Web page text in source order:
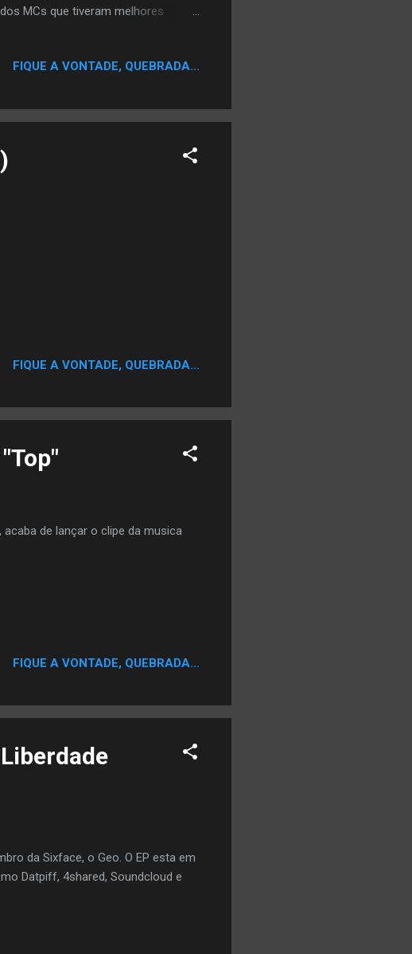
MCs que tiveram melhores
estiveram num Show Especial no
televisivas do País e estações
FIQUE A VONTADE, QUEBRADA...
FIQUE A VONTADE, QUEBRADA...
acaba de lançar o clipe da musica
FIQUE A VONTADE, QUEBRADA...
da Sixface, o Geo. O EP esta em
Datpiff, 4shared, Soundcloud e